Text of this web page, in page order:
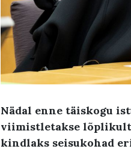
Nädal enne täiskogu
viimistletakse lõplikult
kindlaks seisukohad